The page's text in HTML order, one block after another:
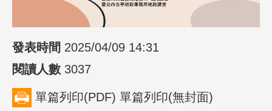
發表時間 2025/04/09 14:31
閱讀人數 3037
單篇列印(PDF) 單篇列印(無封面)